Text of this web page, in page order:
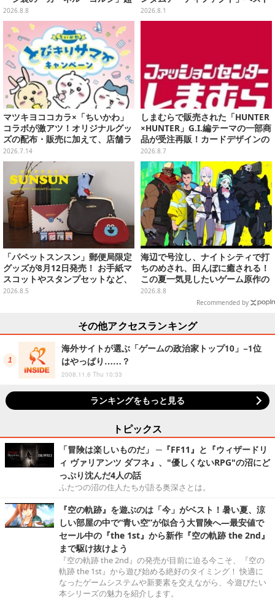
長文コラボ告知は必見、オリジナ
ル商品はガツンと来るにんにくが
美味しくて「全銀河☆ゴルゴルチ
キン化計画」の一部になる【実物
レポ】
2026.8.8
セレクションが10月発売
2026.8.1
マツキヨココカラ×「ちいかわ」
コラボが激アツ！オリジナルグッ
ズの配布・販売に加えて、店舗ラ
ッピングや”花火打ち上げ”まで盛
り沢山
2026.7.14
しまむらで販売された「HUNTER
×HUNTER」G.I.編テーマの一部商
品が受注再販！カードデザインの
キーホルダーや、キルアたちのセ
リフ付ソックスなど
2026.8.7
「パペットスンスン」郵便局限定
グッズが8月12日発売！ お手紙マ
スコットやスタンプセットなど、
可愛すぎる全5アイテムがライン
2026.8.5
海辺で号泣し、ナイトシティで打
ちのめされ、田んぼに癒される！
この夏一気見したいゲーム原作の
名作アニメ10選を一挙紹介【特
2026.8.8
Recommended by
その他アクセスランキング
海外サイトが選ぶ「ゲームの政治家トップ10」−1位
はやっぱり……？
2008.11.6 Thu 10:33
ランキングをもっと見る
トピックス
「冒険は楽しいものだ」 ─『FF11』と『ウィザードリ
ィ ヴァリアンツ ダフネ』、"優しくないRPG"の沼にど
っぷり沈んだ4人の話
ふたつの沼の住人たちが語る奥深さとは。
『空の軌跡』を遊ぶのは「今」がベスト！暑い夏、涼
しい部屋の中で“青い空”が似合う大冒険へ―最安値で
セール中の『the 1st』から新作『空の軌跡 the 2nd』
まで駆け抜けよう
『空の軌跡 the 2nd』の発売が目前に迫る今こそ、『空の
軌跡 the 1st』から遊び始める絶好のタイミング！ 快適に
なったゲームシステムや新要素を交えながら、今遊びたい
本シリーズの魅力を紹介します。